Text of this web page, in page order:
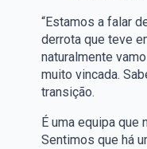
“Estamos a falar
derrota que teve
naturalmente
muito vincada.
transição.
É uma equipa
Sentimos que há